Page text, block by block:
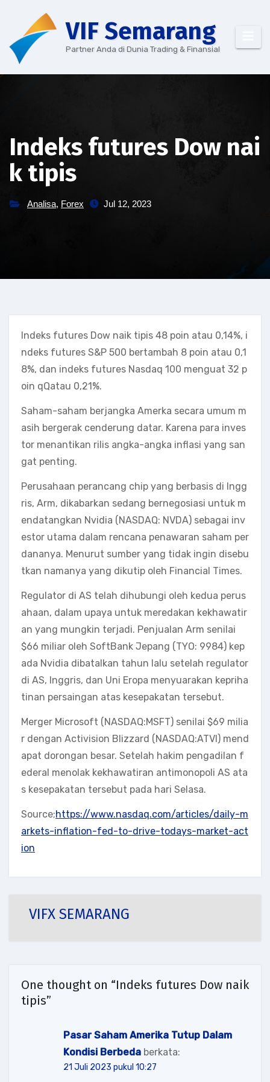
content
VIF Semarang
Partner Anda di Dunia Trading & Finansial
Indeks futures Dow nai
k tipis
Analisa, Forex Jul 12, 2023
Indeks futures Dow naik tipis 48 poin atau 0,14%, i
ndeks futures S&P 500 bertambah 8 poin atau 0,1
8%, dan indeks futures Nasdaq 100 menguat 32 p
oin qQatau 0,21%.
Saham-saham berjangka Amerka secara umum m
asih bergerak cenderung datar. Karena para inves
tor menantikan rilis angka-angka inflasi yang san
gat penting.
Perusahaan perancang chip yang berbasis di Ingg
ris, Arm, dikabarkan sedang bernegosiasi untuk m
endatangkan Nvidia (NASDAQ: NVDA) sebagai inv
estor utama dalam rencana penawaran saham per
dananya. Menurut sumber yang tidak ingin disebu
tkan namanya yang dikutip oleh Financial Times.
Regulator di AS telah dihubungi oleh kedua perus
ahaan, dalam upaya untuk meredakan kekhawatir
an yang mungkin terjadi. Penjualan Arm senilai
$66 miliar oleh SoftBank Jepang (TYO: 9984) kep
ada Nvidia dibatalkan tahun lalu setelah regulator
di AS, Inggris, dan Uni Eropa menyuarakan kepriha
tinan persaingan atas kesepakatan tersebut.
Merger Microsoft (NASDAQ:MSFT) senilai $69 milia
r dengan Activision Blizzard (NASDAQ:ATVI) mend
apat dorongan besar. Setelah hakim pengadilan f
ederal menolak kekhawatiran antimonopoli AS ata
s kesepakatan tersebut pada hari Selasa.
Source;https://www.nasdaq.com/articles/daily-m
arkets-inflation-fed-to-drive-todays-market-act
ion
VIFX SEMARANG
One thought on “Indeks futures Dow naik
tipis”
Pasar Saham Amerika Tutup Dalam
Kondisi Berbeda berkata:
21 Juli 2023 pukul 10:27